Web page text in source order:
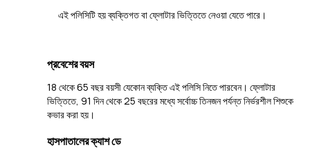
এই পলিসিটি হয় ব্যক্তিগত বা ফ্লোটার ভিত্তিতে নেওয়া যেতে পারে।
প্রবেশের বয়স
18 থেকে 65 বছর বয়সী যেকোন ব্যক্তি এই পলিসি নিতে পারবেন। ফ্লোটার
ভিত্তিতে, 91 দিন থেকে 25 বছরের মধ্যে সর্বোচ্চ তিনজন পর্যন্ত নির্ভরশীল শিশুকে
কভার করা হয়।
হাসপাতালের ক্যাশ ডে